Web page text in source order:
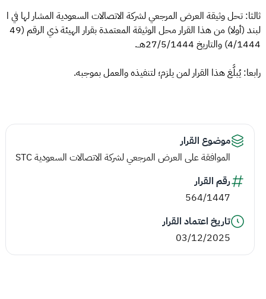
ثالثا: تحل وثيقة العرض المرجعي لشركة الاتصالات السعودية المشار لها في ا
لبند (أولا) من هذا القرار محل الوثيقة المعتمدة بقرار الهيئة ذي الرقم (49
4/1444) والتاريخ 27/5/1444هــ
.
رابعا: يُبلَّغ هذا القرار لمن يلزم؛ لتنفيذه والعمل بموجبه.
موضوع القرار
الموافقة على العرض المرجعي لشركة الاتصالات السعودية STC
رقم القرار
564/1447
تاريخ اعتماد القرار
03/12/2025